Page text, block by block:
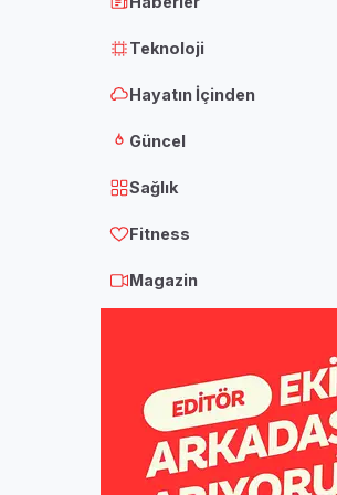
Teknoloji
Hayatın İçinden
Güncel
Sağlık
Fitness
Magazin